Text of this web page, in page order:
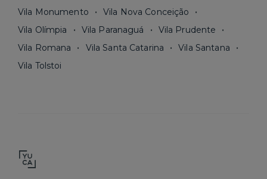
Vila Monumento
Vila Nova Conceição
Vila Olímpia
Vila Paranaguá
Vila Prudente
Vila Romana
Vila Santa Catarina
Vila Santana
Vila Tolstoi